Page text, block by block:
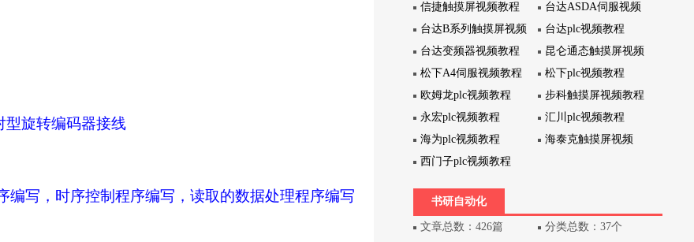
型旋转编码器接线
编写，时序控制程序编写，读取的数据处理程序编写
信捷触摸屏视频教程
台达ASDA伺服视频
台达B系列触摸屏视频
台达plc视频教程
台达变频器视频教程
昆仑通态触摸屏视频
松下A4伺服视频教程
松下plc视频教程
欧姆龙plc视频教程
步科触摸屏视频教程
永宏plc视频教程
汇川plc视频教程
海为plc视频教程
海泰克触摸屏视频
西门子plc视频教程
书研自动化
文章总数：426篇
分类总数：37个